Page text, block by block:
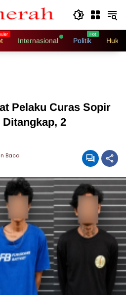
Internasional Politik
Pelaku Curas Sopir
2
Baca